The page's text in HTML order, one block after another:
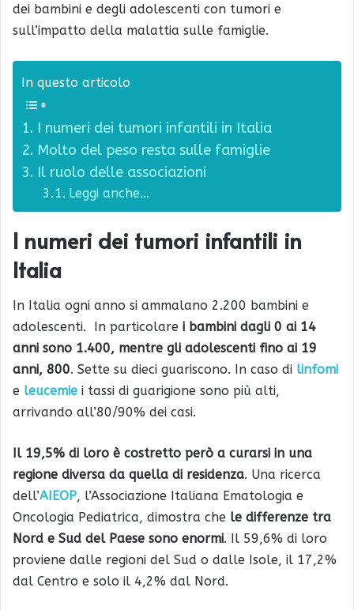
dei bambini e degli adolescenti con tumori e
sull’impatto della malattia sulle famiglie.
In questo articolo
I numeri dei tumori infantili in Italia
Molto del peso resta sulle famiglie
Il ruolo delle associazioni
Leggi anche…
I numeri dei tumori infantili in
Italia
In Italia ogni anno si ammalano 2.200 bambini e
adolescenti. In particolare i bambini dagli 0 ai 14
anni sono 1.400, mentre gli adolescenti fino ai 19
anni, 800. Sette su dieci guariscono. In caso di linfomi
e leucemie i tassi di guarigione sono più alti,
arrivando all’80/90% dei casi.
Il 19,5% di loro è costretto però a curarsi in una
regione diversa da quella di residenza. Una ricerca
dell’AIEOP, l’Associazione Italiana Ematologia e
Oncologia Pediatrica, dimostra che le differenze tra
Nord e Sud del Paese sono enormi. Il 59,6% di loro
proviene dalle regioni del Sud o dalle Isole, il 17,2%
dal Centro e solo il 4,2% dal Nord.